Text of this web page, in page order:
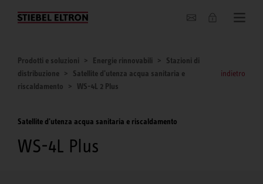
Chi siamo
Prodotti e soluzioni Energie rinnovabili
Stazioni di
distribuzione
Satellite d'utenza acqua sanitaria e
riscaldamento
WS-4L 2 Plus
indietro
Satellite d'utenza acqua sanitaria e riscaldamento
WS-4L Plus